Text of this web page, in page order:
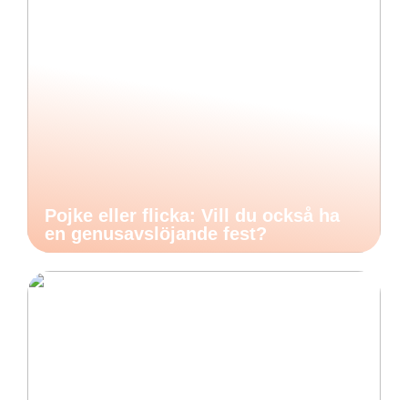
Pojke eller flicka: Vill du också ha
en genusavslöjande fest?